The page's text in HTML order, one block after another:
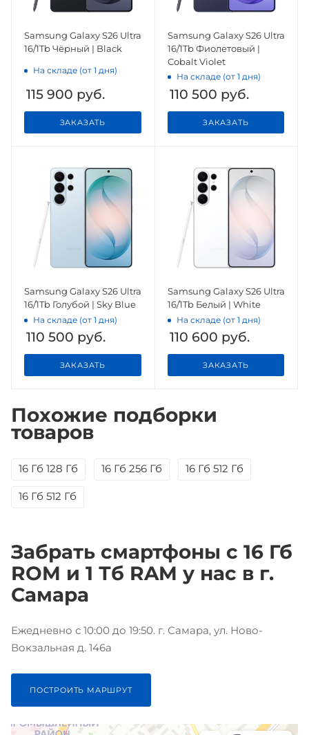
Samsung Galaxy S26 Ultra
16/1Tb Чёрный | Black
На складе (от 1 дня)
115 900 руб.
ЗАКАЗАТЬ
Samsung Galaxy S26 Ultra
16/1Tb Фиолетовый |
Cobalt Violet
На складе (от 1 дня)
110 500 руб.
ЗАКАЗАТЬ
Samsung Galaxy S26 Ultra
16/1Tb Голубой | Sky Blue
На складе (от 1 дня)
110 500 руб.
ЗАКАЗАТЬ
Samsung Galaxy S26 Ultra
16/1Tb Белый | White
На складе (от 1 дня)
110 600 руб.
ЗАКАЗАТЬ
Похожие подборки
товаров
16 Гб 128 Гб 16 Гб 256 Гб 16 Гб 512 Гб
16 Гб 512 Гб
Забрать смартфоны с 16 Гб
ROM и 1 Тб RAM у нас в г.
Самара
Ежедневно с 10:00 до 19:50. г. Самара, ул. Ново-
Вокзальная д. 146а
ПОСТРОИТЬ МАРШРУТ